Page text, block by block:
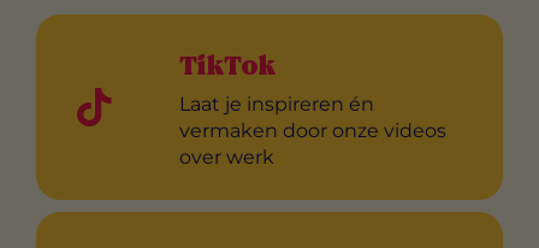
TikTok
Laat je inspireren én
vermaken door onze videos
over werk